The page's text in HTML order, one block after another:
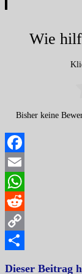
Wie
Bisher keine
Facebook
Email
WhatsApp
Reddit
Copy
Dieser Beitrag